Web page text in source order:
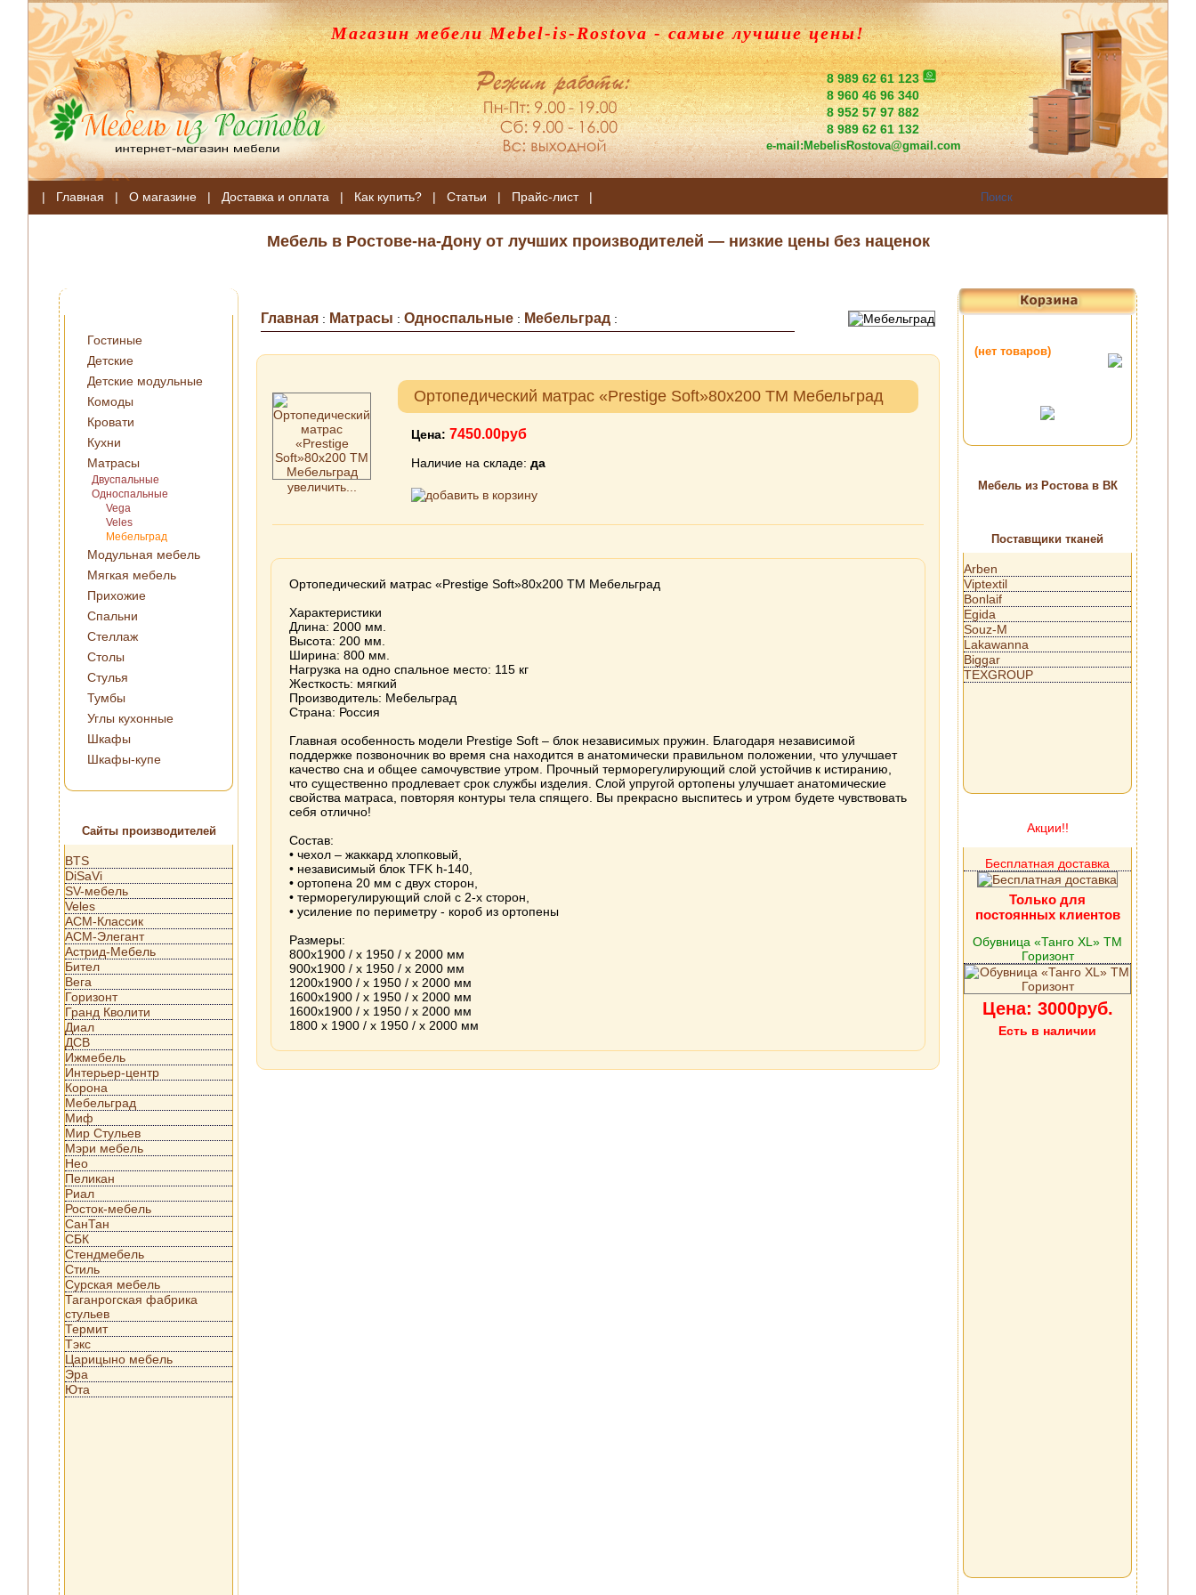
Магазин мебели Mebel-is-Rostova- самые лучшие цены!
8 989 62 61 123
8 960 46 96 340
8 952 57 97 882
8 989 62 61 132
e-mail:MebelisRostova@gmail.com
| Главная | О магазине | Доставка и оплата | Как купить? | Статьи | Прайс-лист |
Мебель в Ростове-на-Дону от лучших производителей — низкие цены без наценок
Гостиные
Детские
Детские модульные
Комоды
Кровати
Кухни
Матрасы
Двуспальные
Односпальные
Vega
Veles
Мебельград
Модульная мебель
Мягкая мебель
Прихожие
Спальни
Стеллаж
Столы
Стулья
Тумбы
Углы кухонные
Шкафы
Шкафы-купе
Сайты производителей
BTS
DiSaVi
SV-мебель
Veles
АСМ-Классик
АСМ-Элегант
Астрид-Мебель
Бител
Вега
Горизонт
Гранд Кволити
Диал
ДСВ
Ижмебель
Интерьер-центр
Корона
Мебельград
Миф
Мир Стульев
Мэри мебель
Нео
Пеликан
Риал
Росток-мебель
СанТан
СБК
Стендмебель
Стиль
Сурская мебель
Таганрогская фабрика
стульев
Термит
Тэкс
Царицыно мебель
Эра
Юта
Главная : Матрасы : Односпальные : Мебельград :
увеличить...
Ортопедический матрас «Prestige Soft»80х200 ТМ Мебельград
Цена: 7450.00руб
Наличие на складе: да
Ортопедический матрас «Prestige Soft»80х200 ТМ Мебельград
Характеристики
Длина: 2000 мм.
Высота: 200 мм.
Ширина: 800 мм.
Нагрузка на одно спальное место: 115 кг
Жесткость: мягкий
Производитель: Мебельград
Страна: Россия
Главная особенность модели Prestige Soft – блок независимых пружин. Благодаря независимой
поддержке позвоночник во время сна находится в анатомически правильном положении, что улучшает
качество сна и общее самочувствие утром. Прочный терморегулирующий слой устойчив к истиранию,
что существенно продлевает срок службы изделия. Слой упругой ортопены улучшает анатомические
свойства матраса, повторяя контуры тела спящего. Вы прекрасно выспитесь и утром будете чувствовать
себя отлично!
Состав:
• чехол – жаккард хлопковый,
• независимый блок TFK h-140,
• ортопена 20 мм с двух сторон,
• терморегулирующий слой с 2-х сторон,
• усиление по периметру - короб из ортопены
Размеры:
800х1900 / х 1950 / х 2000 мм
900х1900 / х 1950 / х 2000 мм
1200х1900 / х 1950 / х 2000 мм
1600х1900 / х 1950 / х 2000 мм
1600х1900 / х 1950 / х 2000 мм
1800 х 1900 / х 1950 / х 2000 мм
Мебель из Ростова в ВК
Поставщики тканей
Arben
Viptextil
Bonlaif
Egida
Souz-M
Lakawanna
Biggar
TEXGROUP
Акции!!
Бесплатная доставка
Только для
постоянных клиентов
Обувница «Танго XL» ТМ
Горизонт
Цена: 3000руб.
Есть в наличии